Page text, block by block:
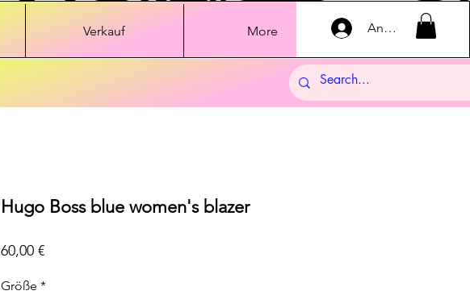
Verkauf More Anmelden
Hugo Boss blue women's blazer
60,00 €Preis
Größe *